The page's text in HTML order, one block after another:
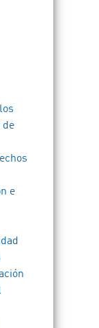
de
e